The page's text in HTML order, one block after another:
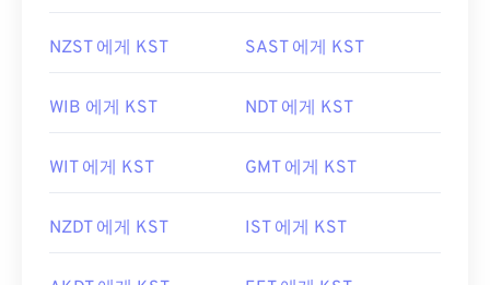
NZST 에게 KST SAST 에게 KST
WIB 에게 KST NDT 에게 KST
WIT 에게 KST GMT 에게 KST
NZDT 에게 KST IST 에게 KST